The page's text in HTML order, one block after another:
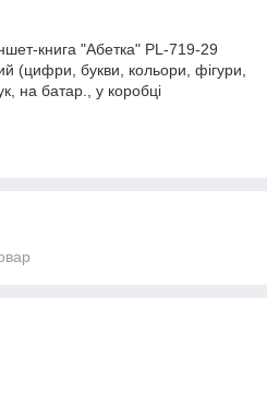
книга "Абетка" PL-719-29
(цифри, букви, кольори, фігури,
на батар., у коробці